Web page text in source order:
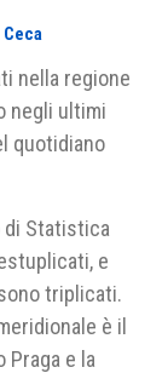
nella regione
negli ultimi
quotidiano
di Statistica
e
triplicati.
è il
Praga e la